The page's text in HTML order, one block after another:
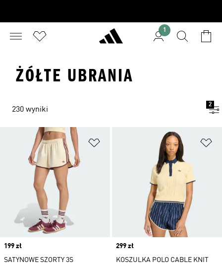
1
ŻÓŁTE UBRANIA
230 wyniki
2
Dodaj do listy życzeń
Price
199 zł
SATYNOWE SZORTY 3S
Price
299 zł
KOSZULKA POLO CABLE KNIT